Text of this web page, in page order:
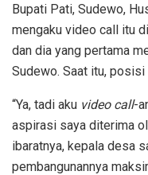
Bupati Pati, Sudewo,
mengaku video call itu
dan dia yang pertama
Sudewo. Saat itu,
“Ya, tadi aku video call-
aspirasi saya diterima
ibaratnya, kepala desa
pembangunannya